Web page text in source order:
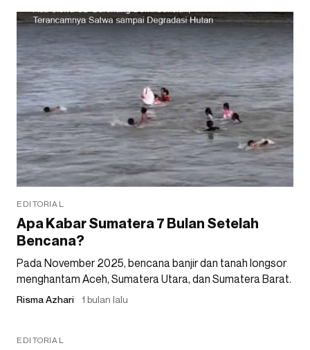
EDITORIAL
Apa Kabar Sumatera 7 Bulan Setelah
Bencana?
Pada November 2025, bencana banjir dan tanah longsor
menghantam Aceh, Sumatera Utara, dan Sumatera Barat.
Risma Azhari 1 bulan lalu
EDITORIAL